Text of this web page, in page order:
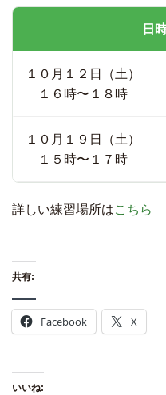
日
１０月１２日（土）
１６時〜１８時
１０月１９日（土）
１５時〜１７時
詳しい練習場所はこちら
共有:
Facebook X
いいね: